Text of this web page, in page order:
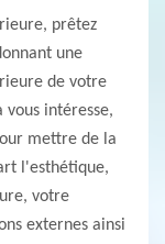
prêtez
une
de votre
vous intéresse,
mettre de la
l'esthétique,
votre
externes ainsi